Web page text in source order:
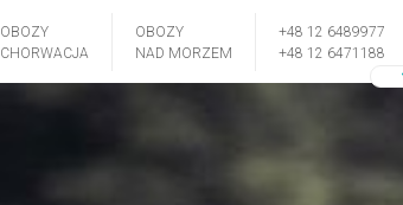
OBOZY
CHORWACJA
OBOZY
NAD MORZEM
+48 12 6489977
+48 12 6471188